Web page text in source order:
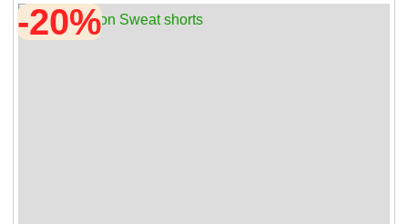
-20%